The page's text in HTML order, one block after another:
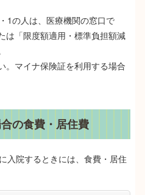
1の人は、医療機関の窓口で
は「限度額適用・標準負担額減
。マイナ保険証を利用する場合
の食費・居住費
入院するときには、食費・居住